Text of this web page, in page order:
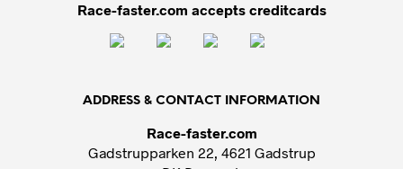
Race-faster.com accepts creditcards
ADDRESS & CONTACT INFORMATION
Race-faster.com
Gadstrupparken 22, 4621 Gadstrup